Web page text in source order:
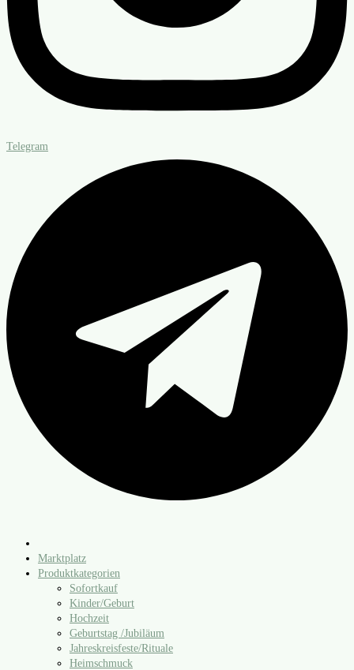
Telegram
Marktplatz
Produktkategorien
Sofortkauf
Kinder/​Geburt
Hochzeit
Geburtstag /​Jubiläum
Jahreskreisfeste/​Rituale
Heimschmuck